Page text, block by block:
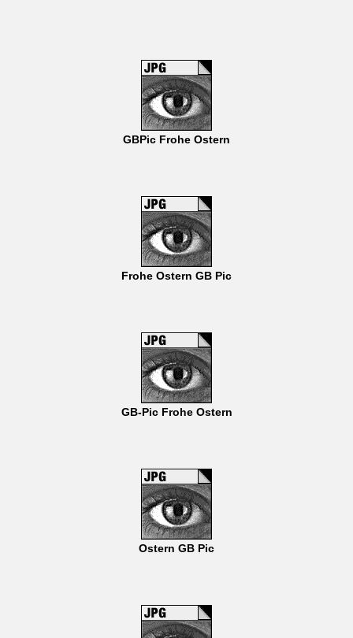
GBPic Frohe Ostern
Frohe Ostern GB Pic
GB-Pic Frohe Ostern
Ostern GB Pic